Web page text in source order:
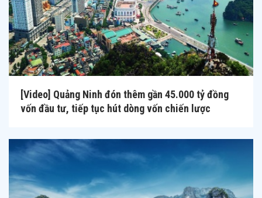
[Video] Quảng Ninh đón thêm gần 45.000 tỷ đồng
vốn đầu tư, tiếp tục hút dòng vốn chiến lược